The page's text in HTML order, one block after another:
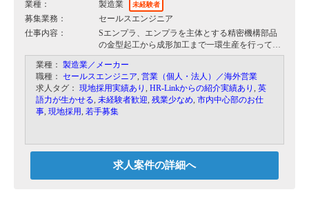
業種： 製造業 未経験者
募集業務：
セールスエンジニア
仕事内容：
Sエンプラ、エンプラを主体とする精密機構部品
の金型起工から成形加工まで一環生産を行ってい
ます。
現在ベトナム法人の従業員数は85名です。
現場でクライアント側の担当者と交渉や調整を行
ないながら、技術者として自社製品の導入あたっ
てのアドバイスを行なっていただきます。
育てていく方針ですので即戦力の候補者をもとめ
業種： 製造業／メーカー
職種： セールスエンジニア, 営業（個人・法人）／海外営業
求人タグ： 現地採用実績あり , HR-Linkからの紹介実績あり , 英
語力が生かせる, 未経験者歓迎, 残業少なめ, 市内中心部のお仕
事, 現地採用, 若手募集
求人案件の詳細へ